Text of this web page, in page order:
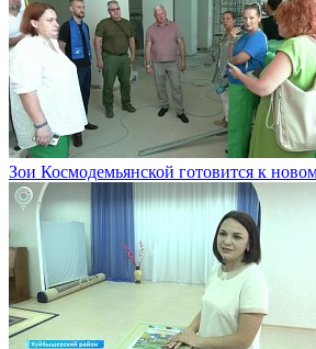
Зои Космодемьянской готовится к